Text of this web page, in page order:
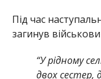
Під час
загинув
“У рідному
двох сестер,